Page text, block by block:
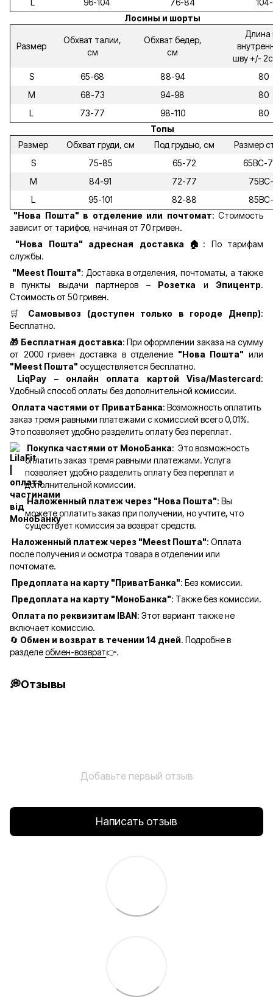
Лосины и шорты
Размер
Обхват талии,
см
Обхват бедер,
см
Длина
шву +/-
S
65-68 88-94
80
M
68-73 94-98
80
L
73-77 98-110
80
Топы
Размер
Обхват груди, см Под грудью, см
Размер
S
75-85 65-72
65ВС-
M
84-91 72-77
L
95-101 82-88
"Нова Пошта" в отделение или почтомат: Стоимость
зависит от тарифов, начиная от 70 гривен.
"Нова Пошта" адресная доставка 🏠 : По тарифам
службы.
"Meest Пошта": Доставка в отделения, почтоматы, а также
в пункты выдачи партнеров – Розетка и Эпицентр.
Стоимость от 50 гривен.
🛒 Самовывоз (доступен только в городе Днепр):
Бесплатно.
🎁 Бесплатная доставка: При оформлении заказа на сумму
от 2000 гривен доставка в отделение "Нова Пошта" или
"Meest Пошта" осуществляется бесплатно.
LiqPay – онлайн оплата картой Visa/Mastercard:
Удобный способ оплаты без дополнительной комиссии.
Оплата частями от ПриватБанка: Возможность оплатить
заказ тремя равными платежами с комиссией всего 0,01%.
Это позволяет удобно разделить оплату без переплат.
Покупка частями от МоноБанка: Это возможность
оплатить заказ тремя равными платежами. Услуга
позволяет удобно разделить оплату без переплат и
дополнительной комиссии.
Наложенный платеж через "Нова Пошта": Вы
можете оплатить заказ при получении, но учтите, что
существует комиссия за возврат средств.
Наложенный платеж через "Meest Пошта": Оплата
после получения и осмотра товара в отделении или
почтомате.
Предоплата на карту "ПриватБанка": Без комиссии.
Предоплата на карту "МоноБанка": Также без комиссии.
Оплата по реквизитам IBAN: Этот вариант также не
включает комиссию.
🔄 Обмен и возврат в течении 14 дней. Подробне в
разделеобмен-возврат👉.
💭Отзывы
Добавьте первый отзыв
Написать отзыв